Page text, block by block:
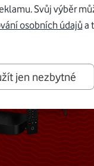
Svůj výběr
osobních údajů a
jen nezbytné